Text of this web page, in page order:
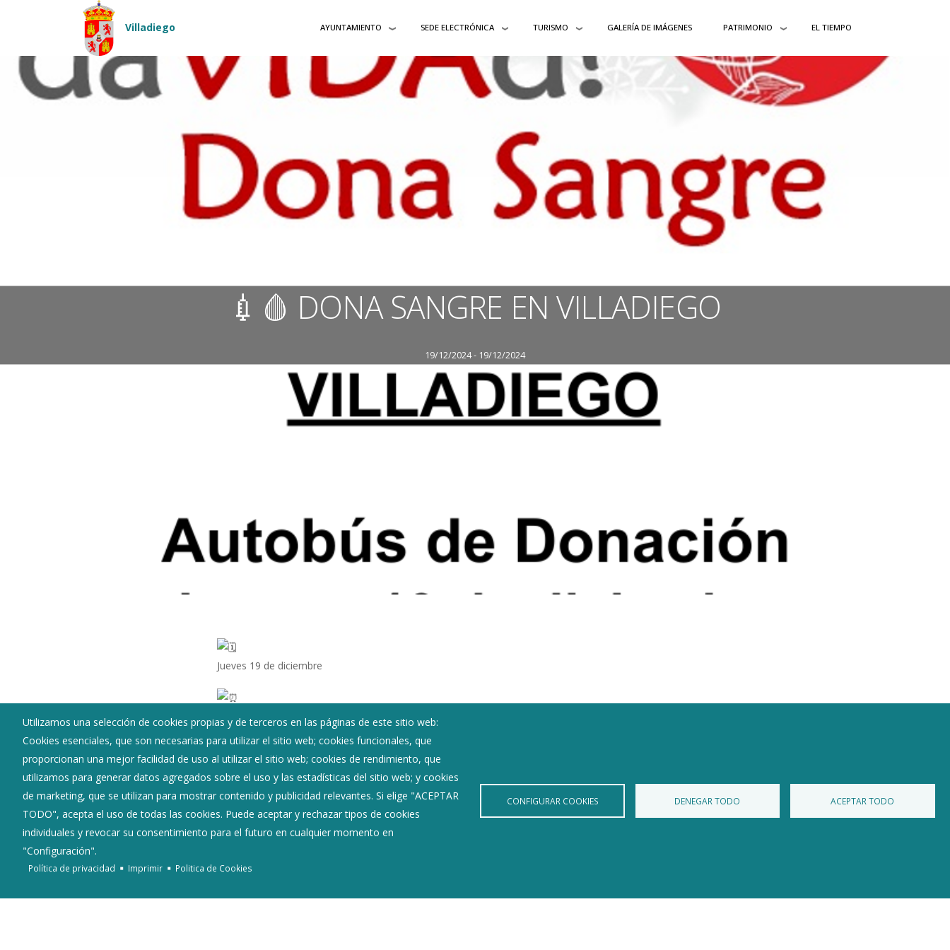
Pasar al contenido principal
Villadiego AYUNTAMIENTO SEDE ELECTRÓNICA TURISMO GALERÍA DE IMÁGENES PATRIMONIO EL TIEMPO
💉🩸 DONA SANGRE EN VILLADIEGO
19/12/2024 - 19/12/2024
Jueves 19 de diciembre
16:15h a 20:45h
Autobús de donación
Utilizamos una selección de cookies propias y de terceros en las páginas de este sitio web:
Cookies esenciales, que son necesarias para utilizar el sitio web; cookies funcionales, que
proporcionan una mejor facilidad de uso al utilizar el sitio web; cookies de rendimiento, que
utilizamos para generar datos agregados sobre el uso y las estadísticas del sitio web; y cookies
de marketing, que se utilizan para mostrar contenido y publicidad relevantes. Si elige "ACEPTAR
TODO", acepta el uso de todas las cookies. Puede aceptar y rechazar tipos de cookies
individuales y revocar su consentimiento para el futuro en cualquier momento en
"Configuración".
Política de privacidad Imprimir Politica de Cookies
CONFIGURAR COOKIES DENEGAR TODO ACEPTAR TODO
Ayuntamiento de Villadiego
:
: 947 36 17 00